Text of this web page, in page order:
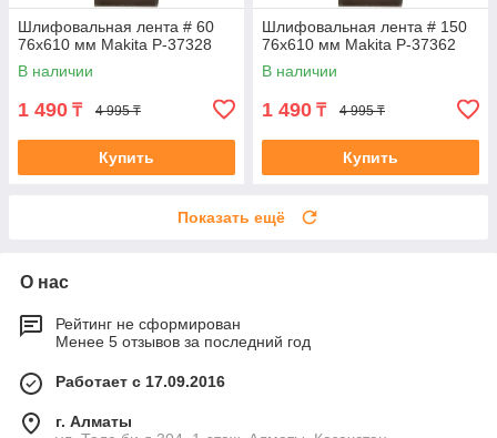
Шлифовальная лента # 60
76x610 мм Makita P-37328
В наличии
1 490 ₸ 4 995 ₸
Купить
Шлифовальная лента # 150
76x610 мм Makita P-37362
В наличии
1 490 ₸ 4 995 ₸
Купить
Показать ещё
О нас
Рейтинг не сформирован
Менее 5 отзывов за последний год
Работает с 17.09.2016
г. Алматы